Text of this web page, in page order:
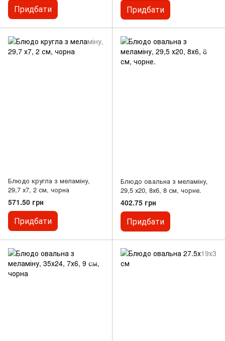
Придбати Придбати
Блюдо кругла з меламіну,
29,7 х7, 2 см, чорна
571.50 грн
Придбати
Блюдо овальна з меламіну,
29,5 х20, 8х6, 8 см, чорне.
402.75 грн
Придбати